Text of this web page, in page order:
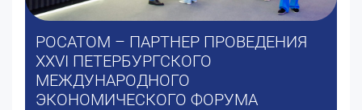
РОСАТОМ – ПАРТНЕР ПРОВЕДЕНИЯ
XXVI ПЕТЕРБУРГСКОГО
МЕЖДУНАРОДНОГО
ЭКОНОМИЧЕСКОГО ФОРУМА